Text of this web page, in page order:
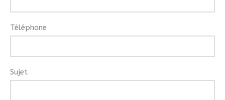
Téléphone
Sujet